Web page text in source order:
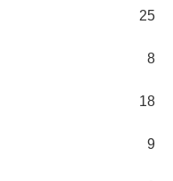
25
8
18
9